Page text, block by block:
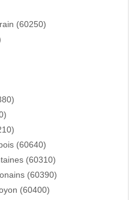
(60250)
(60640)
(60310)
(60390)
(60400)